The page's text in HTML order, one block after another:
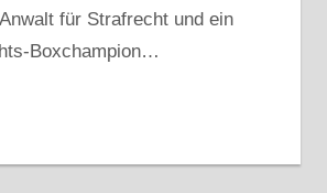
für Strafrecht und ein
Boxchampion…